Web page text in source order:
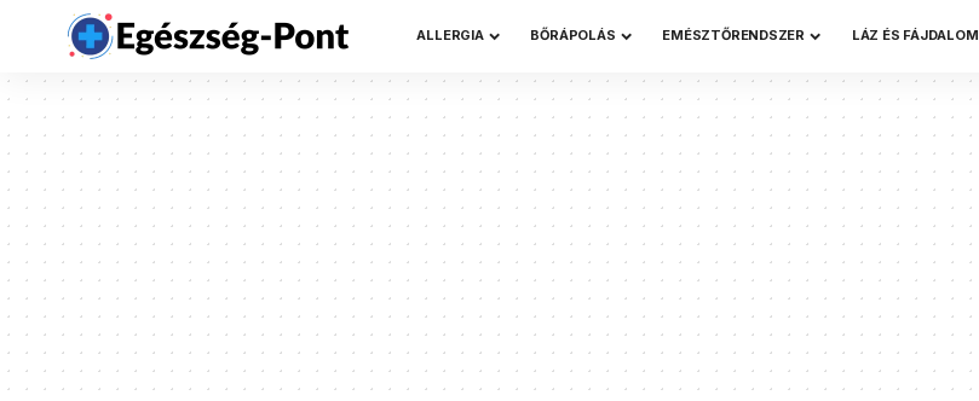
ALLERGIA BŐRÁPOLÁS EMÉSZTŐRENDSZER LÁZ ÉS FÁJDALOM